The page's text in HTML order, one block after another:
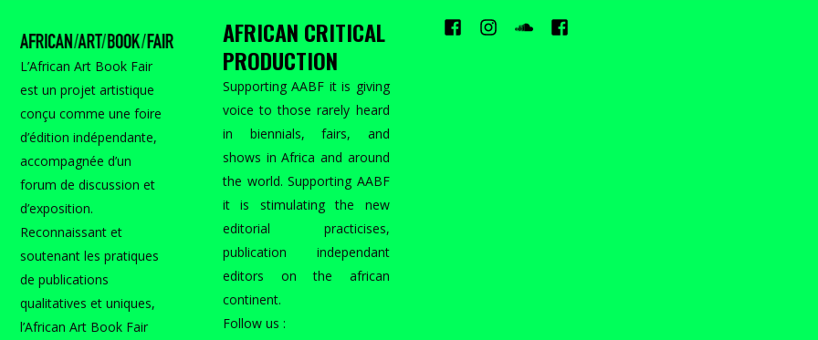
L’African Art Book Fair
est un projet artistique
conçu comme une foire
d’édition indépendante,
accompagnée d’un
forum de discussion et
d’exposition.
Reconnaissant et
soutenant les pratiques
de publications
qualitatives et uniques,
l’African Art Book Fair
AFRICAN CRITICAL
PRODUCTION
Supporting AABF it is giving
voice to those rarely heard
in biennials, fairs, and
shows in Africa and around
the world. Supporting AABF
it is stimulating the new
editorial practicises,
publication independant
editors on the african
continent.
Follow us :